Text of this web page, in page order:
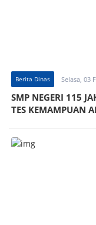
Berita Dinas Selasa, 03
SMP NEGERI 115
TES KEMAMPUAN